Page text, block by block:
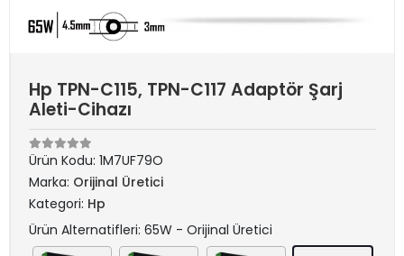
Hp TPN-C115, TPN-C117 Adaptör Şarj
Aleti-Cihazı
Ürün Kodu: 1M7UF79O
Marka: Orijinal Üretici
Kategori: Hp
Ürün Alternatifleri: 65W - Orijinal Üretici